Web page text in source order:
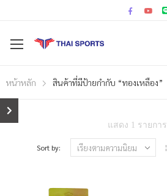
หน้าหลัก สินค้าที่มีป้ายกำกับ “ทองเหลือง”
แสดง 1 รายการ
Sort by: